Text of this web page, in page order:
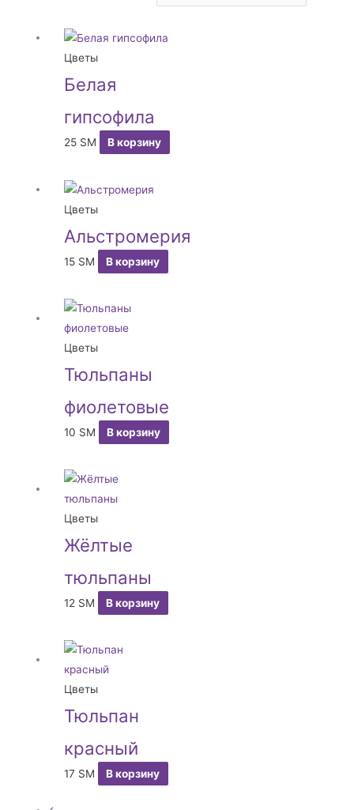
Цветы
Белая
гипсофила
25 ЅМ В корзину
Цветы
Альстромерия
15 ЅМ В корзину
Цветы
Тюльпаны
фиолетовые
10 ЅМ В корзину
Цветы
Жёлтые
тюльпаны
12 ЅМ В корзину
Цветы
Тюльпан
красный
17 ЅМ В корзину